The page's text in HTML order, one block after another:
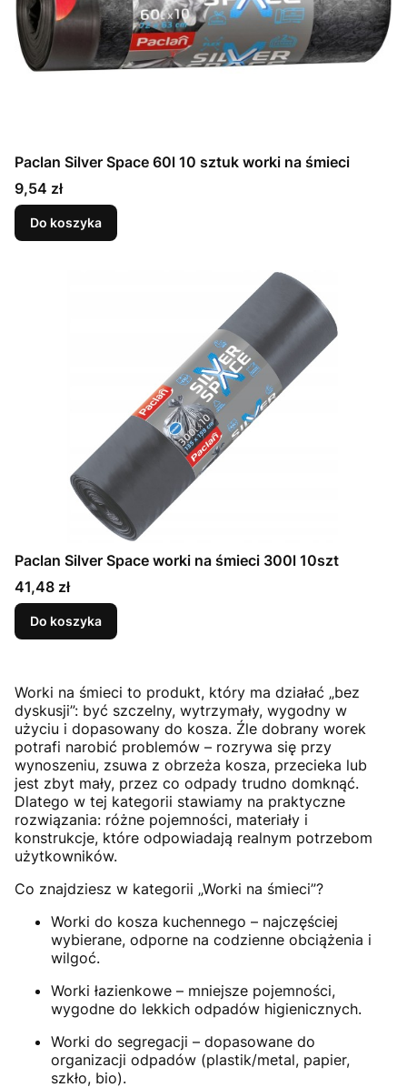
Paclan Silver Space 60l 10 sztuk worki na śmieci
Cena
9,54 zł
Do koszyka
Paclan Silver Space worki na śmieci 300l 10szt
Cena
41,48 zł
Do koszyka
Worki na śmieci to produkt, który ma działać „bez
dyskusji”: być szczelny, wytrzymały, wygodny w
użyciu i dopasowany do kosza. Źle dobrany worek
potrafi narobić problemów – rozrywa się przy
wynoszeniu, zsuwa z obrzeża kosza, przecieka lub
jest zbyt mały, przez co odpady trudno domknąć.
Dlatego w tej kategorii stawiamy na praktyczne
rozwiązania: różne pojemności, materiały i
konstrukcje, które odpowiadają realnym potrzebom
użytkowników.
Co znajdziesz w kategorii „Worki na śmieci”?
Worki do kosza kuchennego – najczęściej
wybierane, odporne na codzienne obciążenia i
wilgoć.
Worki łazienkowe – mniejsze pojemności,
wygodne do lekkich odpadów higienicznych.
Worki do segregacji – dopasowane do
organizacji odpadów (plastik/metal, papier,
szkło, bio).